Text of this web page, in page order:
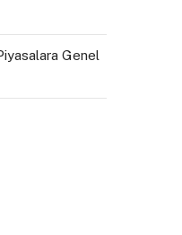
Genel